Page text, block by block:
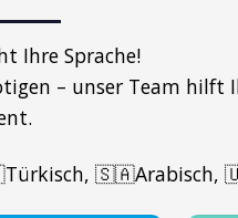
Ihre Sprache!
– unser Team hilft
🇸🇦Arabisch,